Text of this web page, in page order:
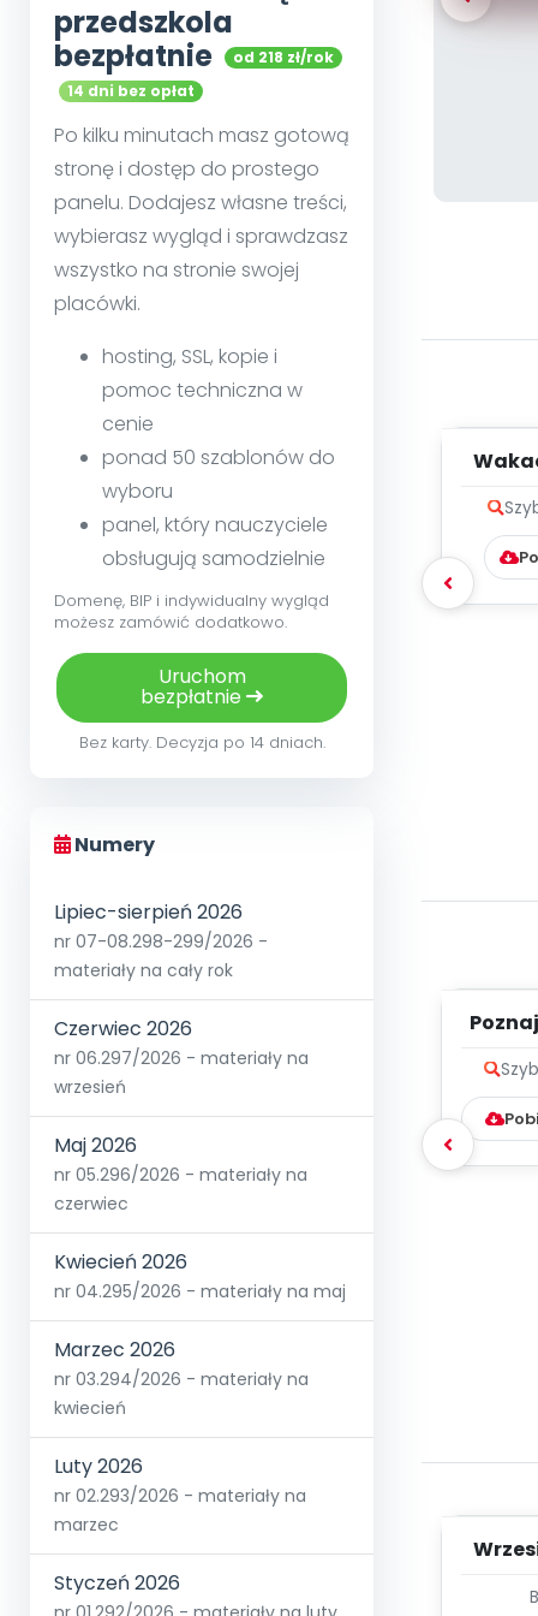
przedszkola
bezpłatnie
od 218 zł/rok
14 dni bez opłat
Po kilku minutach masz gotową
stronę i dostęp do prostego
panelu. Dodajesz własne treści,
wybierasz wygląd i sprawdzasz
wszystko na stronie swojej
placówki.
hosting, SSL, kopie i
pomoc techniczna w
cenie
ponad 50 szablonów do
wyboru
panel, który nauczyciele
obsługują samodzielnie
Domenę, BIP i indywidualny wygląd
możesz zamówić dodatkowo.
Uruchom
bezpłatnie
Bez karty. Decyzja po 14 dniach.
Numery
Lipiec-sierpień 2026
nr 07-08.298-299/2026 -
materiały na cały rok
Czerwiec 2026
nr 06.297/2026 - materiały na
wrzesień
Maj 2026
nr 05.296/2026 - materiały na
czerwiec
Kwiecień 2026
nr 04.295/2026 - materiały na maj
Marzec 2026
nr 03.294/2026 - materiały na
kwiecień
Luty 2026
nr 02.293/2026 - materiały na
marzec
Styczeń 2026